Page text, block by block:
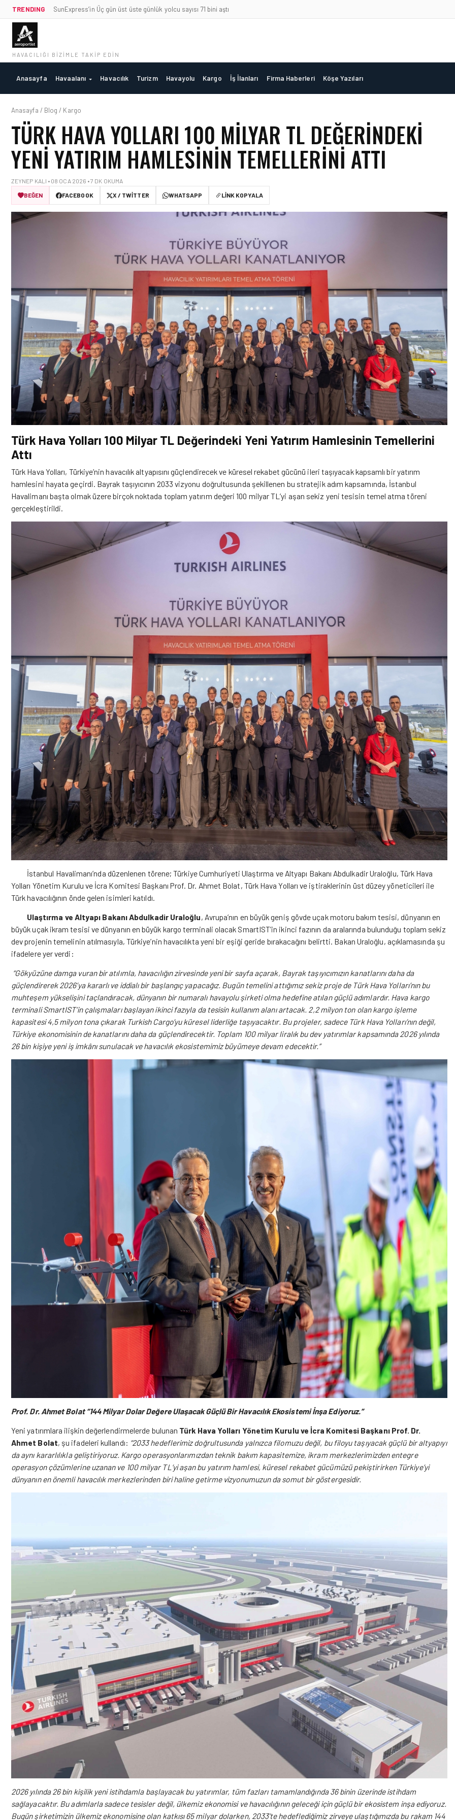
TRENDING SunExpress’in Üç gün üst üste günlük yolcu sayısı 71 bini aştı
HAVACILIĞI BIZIMLE TAKIP EDIN
Anasayfa Havaalanı Havacılık Turizm Havayolu Kargo İş İlanları Firma Haberleri Köşe Yazıları
Anasayfa / Blog / Kargo
TÜRK HAVA YOLLARI 100 MILYAR TL DEĞERINDEKI
YENI YATIRIM HAMLESININ TEMELLERINI ATTI
ZEYNEP KALI • 08 OCA 2026 • 7 DK OKUMA
BEĞEN
FACEBOOK X / TWITTER WHATSAPP LINK KOPYALA
Türk Hava Yolları 100 Milyar TL Değerindeki Yeni Yatırım Hamlesinin Temellerini
Attı
Türk Hava Yolları, Türkiye’nin havacılık altyapısını güçlendirecek ve küresel rekabet gücünü ileri taşıyacak kapsamlı bir yatırım
hamlesini hayata geçirdi. Bayrak taşıyıcının 2033 vizyonu doğrultusunda şekillenen bu stratejik adım kapsamında, İstanbul
Havalimanı başta olmak üzere birçok noktada toplam yatırım değeri 100 milyar TL’yi aşan sekiz yeni tesisin temel atma töreni
gerçekleştirildi.
İstanbul Havalimanı’nda düzenlenen törene; Türkiye Cumhuriyeti Ulaştırma ve Altyapı Bakanı Abdulkadir Uraloğlu, Türk Hava
Yolları Yönetim Kurulu ve İcra Komitesi Başkanı Prof. Dr. Ahmet Bolat, Türk Hava Yolları ve iştiraklerinin üst düzey yöneticileri ile
Türk havacılığının önde gelen isimleri katıldı.
Ulaştırma ve Altyapı Bakanı Abdulkadir Uraloğlu, Avrupa’nın en büyük geniş gövde uçak motoru bakım tesisi, dünyanın en
büyük uçak ikram tesisi ve dünyanın en büyük kargo terminali olacak SmartIST’in ikinci fazının da aralarında bulunduğu toplam sekiz
dev projenin temelinin atılmasıyla, Türkiye’nin havacılıkta yeni bir eşiği geride bırakacağını belirtti. Bakan Uraloğlu, açıklamasında şu
ifadelere yer verdi:
“Gökyüzüne damga vuran bir atılımla, havacılığın zirvesinde yeni bir sayfa açarak, Bayrak taşıyıcımızın kanatlarını daha da
güçlendirerek 2026’ya kararlı ve iddialı bir başlangıç yapacağız. Bugün temelini attığımız sekiz proje de Türk Hava Yolları’nın bu
muhteşem yükselişini taçlandıracak, dünyanın bir numaralı havayolu şirketi olma hedefine atılan güçlü adımlardır. Hava kargo
terminali SmartIST’in çalışmaları başlayan ikinci fazıyla da tesisin kullanım alanı artacak. 2,2 milyon ton olan kargo işleme
kapasitesi 4,5 milyon tona çıkarak Turkish Cargo’yu küresel liderliğe taşıyacaktır. Bu projeler, sadece Türk Hava Yolları’nın değil,
Türkiye ekonomisinin de kanatlarını daha da güçlendirecektir. Toplam 100 milyar liralık bu dev yatırımlar kapsamında 2026 yılında
26 bin kişiye yeni iş imkânı sunulacak ve havacılık ekosistemimiz büyümeye devam edecektir.”
Prof. Dr. Ahmet Bolat “144 Milyar Dolar Değere Ulaşacak Güçlü Bir Havacılık Ekosistemi İnşa Ediyoruz.”
Yeni yatırımlara ilişkin değerlendirmelerde bulunan Türk Hava Yolları Yönetim Kurulu ve İcra Komitesi Başkanı Prof. Dr.
Ahmet Bolat, şu ifadeleri kullandı: “2033 hedeflerimiz doğrultusunda yalnızca filomuzu değil, bu filoyu taşıyacak güçlü bir altyapıyı
da aynı kararlılıkla geliştiriyoruz. Kargo operasyonlarımızdan teknik bakım kapasitemize, ikram merkezlerimizden entegre
operasyon çözümlerine uzanan ve 100 milyar TL’yi aşan bu yatırım hamlesi, küresel rekabet gücümüzü pekiştirirken Türkiye’yi
dünyanın en önemli havacılık merkezlerinden biri haline getirme vizyonumuzun da somut bir göstergesidir.
2026 yılında 26 bin kişilik yeni istihdamla başlayacak bu yatırımlar, tüm fazları tamamlandığında 36 binin üzerinde istihdam
sağlayacaktır. Bu adımlarla sadece tesisler değil, ülkemiz ekonomisi ve havacılığının geleceği için güçlü bir ekosistem inşa ediyoruz.
Bugün şirketimizin ülkemiz ekonomisine olan katkısı 65 milyar dolarken, 2033’te hedeflediğimiz zirveye ulaştığımızda bu rakam 144